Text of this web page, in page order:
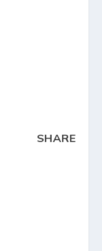
SHARE